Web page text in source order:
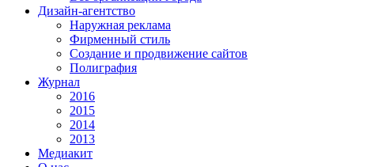
Дизайн-агентство
Наружная реклама
Фирменный стиль
Создание и продвижение сайтов
Полиграфия
Журнал
2016
2015
2014
2013
Медиакит